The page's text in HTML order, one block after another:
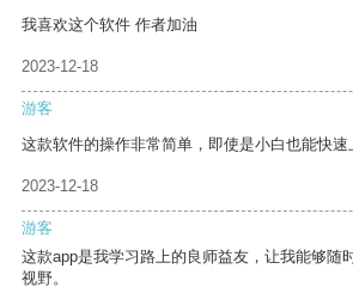
我喜欢这个软件 作者加油
2023-12-18
游客
这款软件的操作非常简单，即使是小白也能快速
2023-12-18
游客
这款app是我学习路上的良师益友，让我能够随
视野。